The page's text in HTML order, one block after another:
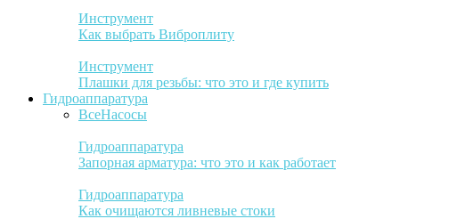
Инструмент
Как выбрать Виброплиту
Инструмент
Плашки для резьбы: что это и где купить
Гидроаппаратура
ВсеНасосы
Гидроаппаратура
Запорная арматура: что это и как работает
Гидроаппаратура
Как очищаются ливневые стоки